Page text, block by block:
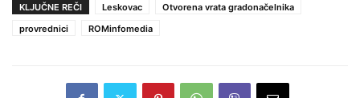
KLJUČNE REČI Leskovac
Otvorena vrata gradonačelnika
provrednici
ROMinfomedia